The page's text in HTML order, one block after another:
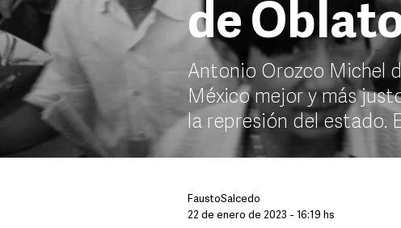
de
Antonio Orozco Michel
México mejor y más
la represión del
FaustoSalcedo
22 de enero de 2023 - 16:19 hs